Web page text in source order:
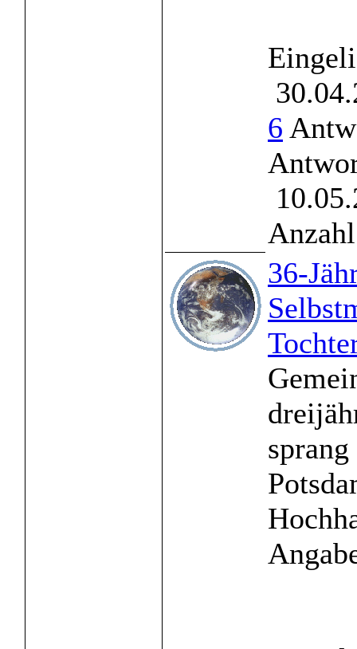
6
36-